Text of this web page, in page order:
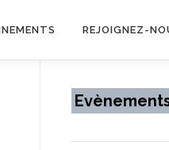
REJOIGNEZ-